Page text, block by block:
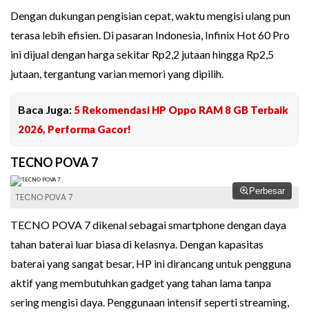
Dengan dukungan pengisian cepat, waktu mengisi ulang pun
terasa lebih efisien. Di pasaran Indonesia, Infinix Hot 60 Pro
ini dijual dengan harga sekitar Rp2,2 jutaan hingga Rp2,5
jutaan, tergantung varian memori yang dipilih.
Baca Juga: 5 Rekomendasi HP Oppo RAM 8 GB Terbaik
2026, Performa Gacor!
TECNO POVA 7
Perbesar
TECNO POVA 7
TECNO POVA 7 dikenal sebagai smartphone dengan daya
tahan baterai luar biasa di kelasnya. Dengan kapasitas
baterai yang sangat besar, HP ini dirancang untuk pengguna
aktif yang membutuhkan gadget yang tahan lama tanpa
sering mengisi daya. Penggunaan intensif seperti streaming,